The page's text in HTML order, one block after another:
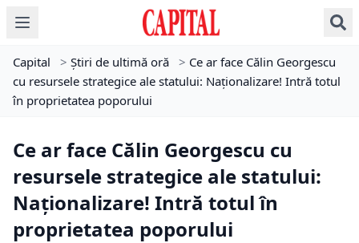
Capital > Știri de ultimă oră > Ce ar face Călin Georgescu
cu resursele strategice ale statului: Naționalizare! Intră totul
în proprietatea poporului
Ce ar face Călin Georgescu cu
resursele strategice ale statului:
Naționalizare! Intră totul în
proprietatea poporului